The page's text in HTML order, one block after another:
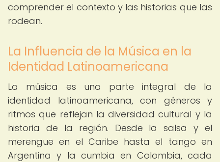
comprender el contexto y las historias que las
rodean.
La Influencia de la Música en la
Identidad Latinoamericana
La música es una parte integral de la
identidad latinoamericana, con géneros y
ritmos que reflejan la diversidad cultural y la
historia de la región. Desde la salsa y el
merengue en el Caribe hasta el tango en
Argentina y la cumbia en Colombia, cada